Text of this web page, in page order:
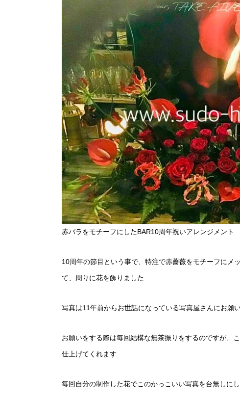
赤バラをモチーフにしたBAR10周年祝いアレンジメント
10周年の節目という事で、特注で赤薔薇をモチーフにメ
て、周りに花を飾りました
写真は11年前からお世話になっている写真屋さんにお願
お願いをする際は毎回結構な無茶振りをするのですが、
仕上げてくれます
毎回自分の制作した花でこのかっこいい写真を台無しに